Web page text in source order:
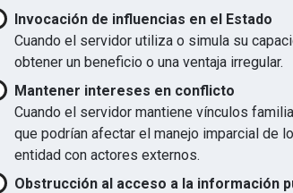
Invocación de influencias en el Estado
Cuando el servidor utiliza o simula su
obtener un beneficio o una ventaja irregular.
Mantener intereses en conflicto
Cuando el servidor mantiene vínculos
que podrían afectar el manejo imparcial de
entidad con actores externos.
Obstrucción al acceso a la información